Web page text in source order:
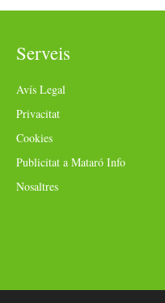
Serveis
Avís Legal
Privacitat
Cookies
Publicitat a Mataró Info
Nosaltres